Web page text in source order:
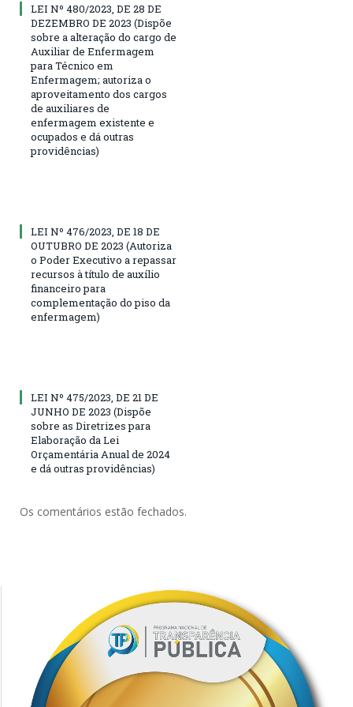
LEI Nº 480/2023, DE 28 DE
DEZEMBRO DE 2023 (Dispõe
sobre a alteração do cargo de
Auxiliar de Enfermagem
para Técnico em
Enfermagem; autoriza o
aproveitamento dos cargos
de auxiliares de
enfermagem existente e
ocupados e dá outras
providências)
LEI Nº 476/2023, DE 18 DE
OUTUBRO DE 2023 (Autoriza
o Poder Executivo a repassar
recursos à título de auxílio
financeiro para
complementação do piso da
enfermagem)
LEI Nº 475/2023, DE 21 DE
JUNHO DE 2023 (Dispõe
sobre as Diretrizes para
Elaboração da Lei
Orçamentária Anual de 2024
e dá outras providências)
Os comentários estão fechados.